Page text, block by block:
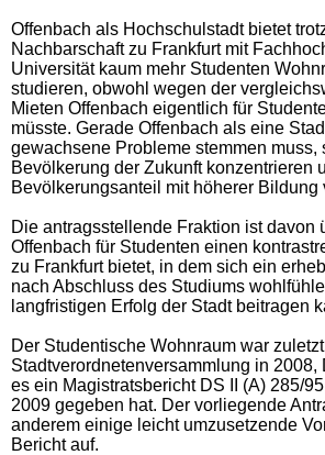
Offenbach als Hochschulstadt bietet
Nachbarschaft zu Frankfurt mit
Universität kaum mehr Studenten
studieren, obwohl wegen der
Mieten Offenbach eigentlich für
müsste. Gerade Offenbach als eine
gewachsene Probleme stemmen muss,
Bevölkerung der Zukunft konzentrieren
Bevölkerungsanteil mit höherer Bildung
Die antragsstellende Fraktion ist davon
Offenbach für Studenten einen
zu Frankfurt bietet, in dem sich ein
nach Abschluss des Studiums
langfristigen Erfolg der Stadt beitragen
Der Studentische Wohnraum war
Stadtverordnetenversammlung in 2008,
es ein Magistratsbericht DS II (A) 285/
2009 gegeben hat. Der vorliegende
anderem einige leicht umzusetzende
Bericht auf.